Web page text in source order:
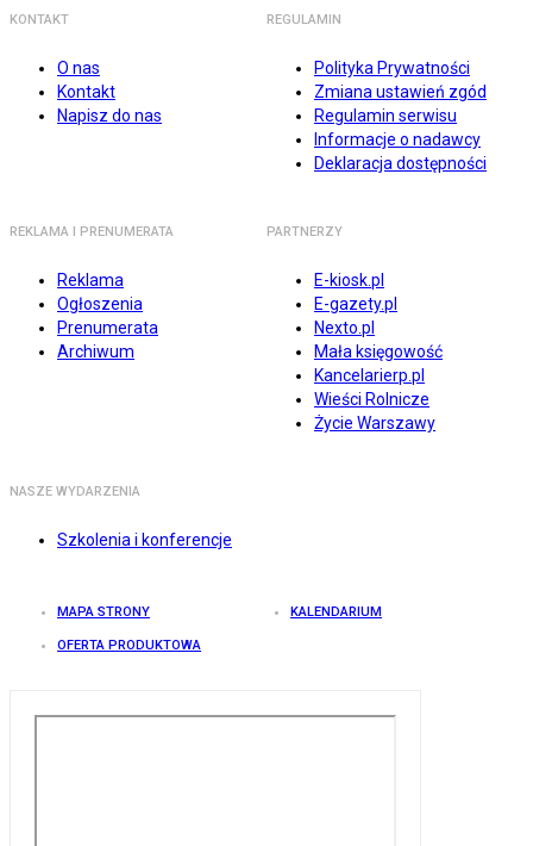
KONTAKT
O nas
Kontakt
Napisz do nas
REGULAMIN
Polityka Prywatności
Zmiana ustawień zgód
Regulamin serwisu
Informacje o nadawcy
Deklaracja dostępności
REKLAMA I PRENUMERATA
Reklama
Ogłoszenia
Prenumerata
Archiwum
PARTNERZY
E-kiosk.pl
E-gazety.pl
Nexto.pl
Mała księgowość
Kancelarierp.pl
Wieści Rolnicze
Życie Warszawy
NASZE WYDARZENIA
Szkolenia i konferencje
MAPA STRONY KALENDARIUM
OFERTA PRODUKTOWA